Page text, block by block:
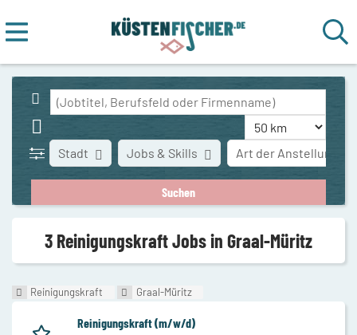
Stadt Art der Anstellung
Jobs & Skills
3 Reinigungskraft Jobs in Graal-Müritz
Reinigungskraft Graal-Müritz
Reinigungskraft (m/w/d)